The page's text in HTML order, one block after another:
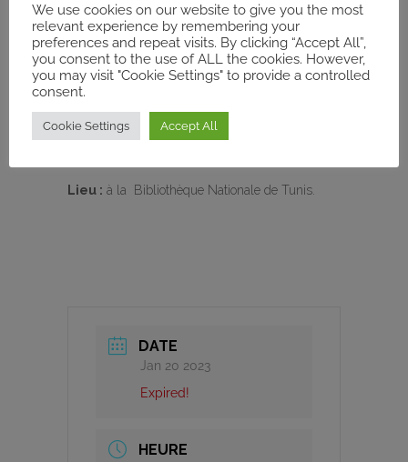
avec des fonds propres de son institution
partenaire, la Philipps-Universität Marburg.
Details:
Date Conférence: Le vendredi 20 Janvier
Lieu : à la Bibliothèque Nationale de Tunis.
DATE
Jan 20 2023
Expired!
HEURE
We use cookies on our website to give you the most
relevant experience by remembering your
preferences and repeat visits. By clicking “Accept All”,
you consent to the use of ALL the cookies. However,
you may visit "Cookie Settings" to provide a controlled
consent.
Cookie Settings Accept All